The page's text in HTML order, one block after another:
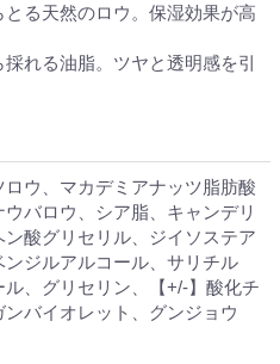
とる天然のロウ。保湿効果が高
採れる油脂。ツヤと透明感を引
ウ、マカデミアナッツ脂肪酸
バロウ、シア脂、キャンデリ
酸グリセリル、ジイソステア
ジルアルコール、サリチル
、グリセリン、【+/-】酸化チ
バイオレット、グンジョウ